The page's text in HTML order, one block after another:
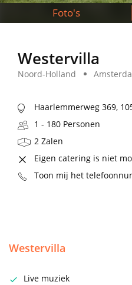
Foto's
Westervilla
Noord-Holland
Haarlemmerweg 369,
1 - 180 Personen
2 Zalen
Eigen catering is niet
Toon mij het
Westervilla
Live muziek